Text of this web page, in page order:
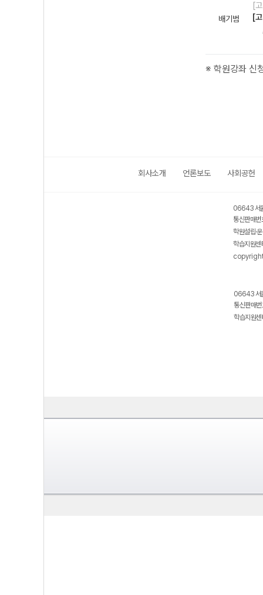
배기범
[
[
※ 학원강좌 신
회사소개 언론보도 사회공헌
06643 서
통신판매
학원설립·
학습지원
06643 서
통신판매
학습지원